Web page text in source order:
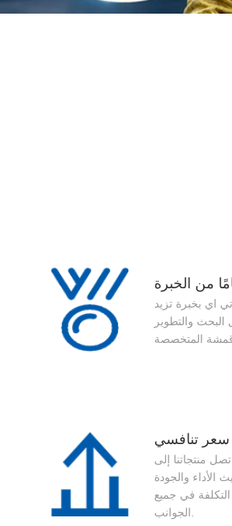
اي بخبرة تزيد
البحث والتطوير
سعر تنافسي
منتجاتنا إلى
الأداء والجودة
في جميع